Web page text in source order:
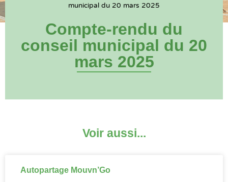
municipal du 20 mars 2025
Compte-rendu du
conseil municipal du 20
mars 2025
Voir aussi...
Autopartage Mouvn’Go